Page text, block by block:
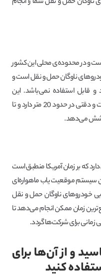
و در محدوده‌ی محلی این کشور
ناوگان حمل و نقل است و
و قابل استفاده نمی‌باشد. این
سیستم از هفت ماهواره تشکیل شده است و دقتی در حدود 20 متر دارد و تا
که بر زمان آمریکا منطبق است
سیستم موقعیت یاب ماهواره‌ای
خودروهای ناوگان حمل و نقل
زمان ممکن انجام می‌دهد تا
زمانی برای شرکت‌ها گردد.
و از آن‌ها برای
کنید